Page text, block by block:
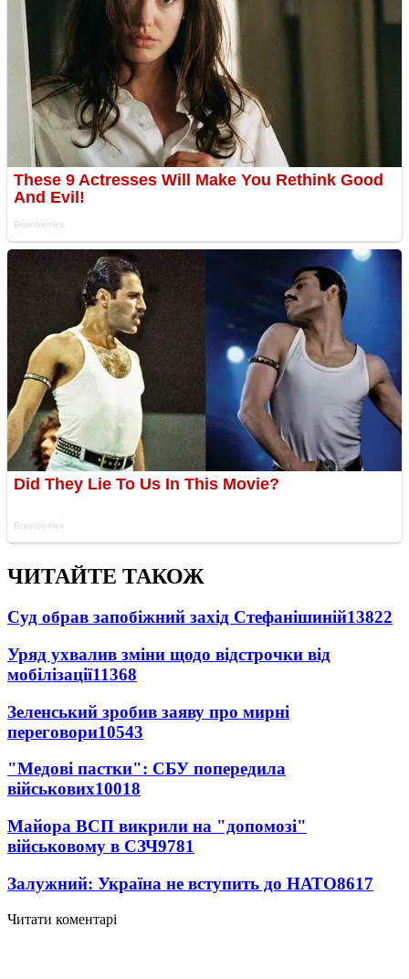
ЧИТАЙТЕ ТАКОЖ
Суд обрав запобіжний захід Стефанішиній13822
Уряд ухвалив зміни щодо відстрочки від
мобілізації11368
Зеленський зробив заяву про мирні
переговори10543
"Медові пастки": СБУ попередила
військових10018
Майора ВСП викрили на "допомозі"
військовому в СЗЧ9781
Залужний: Україна не вступить до НАТО8617
Читати коментарі